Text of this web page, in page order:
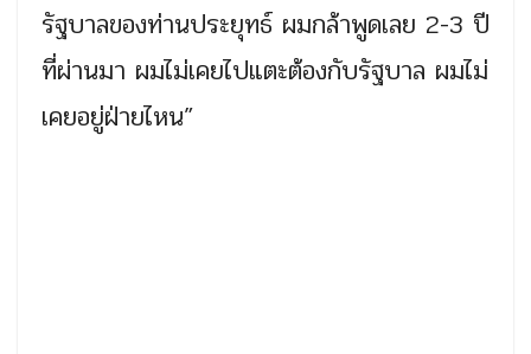
รัฐบาลของท่านประยุทธ์ ผมกล้าพูดเลย 2-3 ปี
ที่ผ่านมา ผมไม่เคยไปแตะต้องกับรัฐบาล ผมไม่
เคยอยู่ฝ่ายไหน”